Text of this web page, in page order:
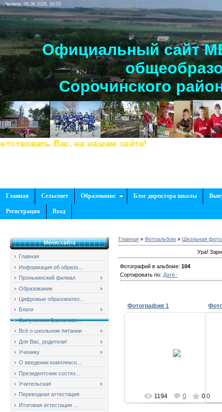
Четверг, 06.08.2026, 10:53
Официальный сайт
Сорочинского
Вас, на нашем сайте!
Главная Сельсовет Образование Блог директора школы
Регистрация Вход
Меню сайта
Главная
Информация об образо...
Пронькинский филиал
Образование
Цифровые образовател...
Блоги
Выпускники Баклановс...
Всё о школьном питании
Для Вас, родители!
Ученику
О введении комплексн...
Президентские состяз...
Учительская
Переводная аттестация
Итоговая аттестация ...
Главная » Фотоальбом » Школьная
Ура!
Фотографий в альбоме: 104
Сортировать по: Дате
Фотография 1
1194 0 0.0